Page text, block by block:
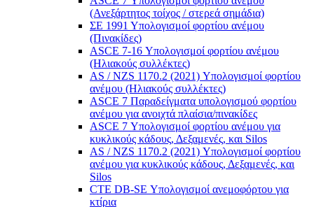
(Ανεξάρτητος τοίχος / στερεά σημάδια)
ΣΕ 1991 Υπολογισμοί φορτίου ανέμου
(Πινακίδες)
ASCE 7-16 Υπολογισμοί φορτίου ανέμου
(Ηλιακούς συλλέκτες)
AS / NZS 1170.2 (2021) Υπολογισμοί φορτίου
ανέμου (Ηλιακούς συλλέκτες)
ASCE 7 Παραδείγματα υπολογισμού φορτίου
ανέμου για ανοιχτά πλαίσια/πινακίδες
ASCE 7 Υπολογισμοί φορτίου ανέμου για
κυκλικούς κάδους, Δεξαμενές, και Silos
AS / NZS 1170.2 (2021) Υπολογισμοί φορτίου
ανέμου για κυκλικούς κάδους, Δεξαμενές, και
Silos
CTE DB-SE Υπολογισμοί ανεμοφόρτου για
κτίρια